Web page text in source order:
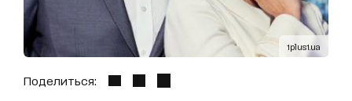
1plus1.ua
Поделиться: